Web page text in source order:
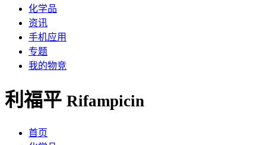
化学品
资讯
手机应用
专题
我的物竞
利福平 Rifampicin
首页